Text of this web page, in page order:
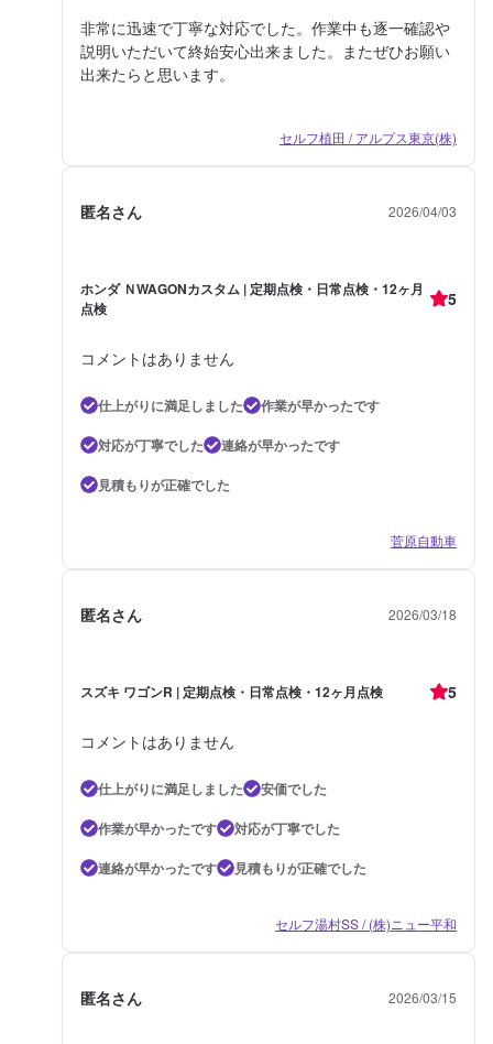
非常に迅速で丁寧な対応でした。作業中も逐一確認や
説明いただいて終始安心出来ました。またぜひお願い
出来たらと思います。
セルフ植田 / アルプス東京(株)
匿名さん 2026/04/03
ホンダ ＮWAGONカスタム | 定期点検・日常点検・12ヶ月
点検
5
コメントはありません
仕上がりに満足しました
作業が早かったです
対応が丁寧でした
連絡が早かったです
見積もりが正確でした
菅原自動車
匿名さん 2026/03/18
スズキ ワゴンR | 定期点検・日常点検・12ヶ月点検 5
コメントはありません
仕上がりに満足しました
安価でした
作業が早かったです
対応が丁寧でした
連絡が早かったです
見積もりが正確でした
セルフ湯村SS / (株)ニュー平和
匿名さん 2026/03/15